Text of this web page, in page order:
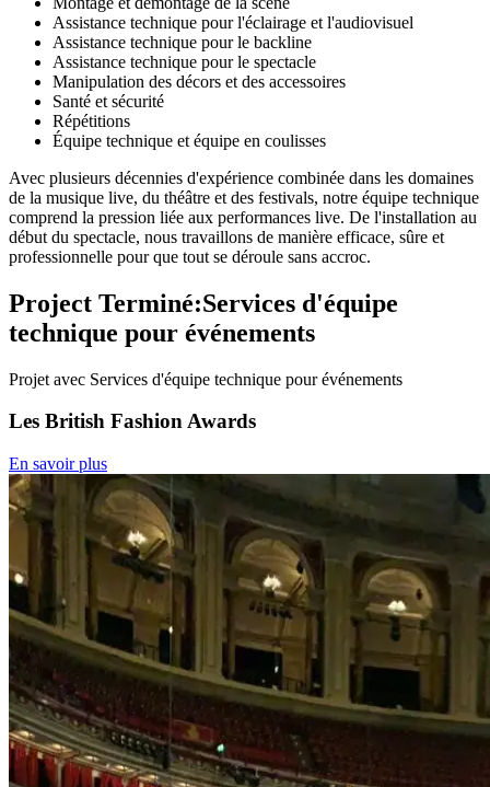
Assistance technique pour l'éclairage et l'audiovisuel
Assistance technique pour le backline
Assistance technique pour le spectacle
Manipulation des décors et des accessoires
Santé et sécurité
Répétitions
Équipe technique et équipe en coulisses
Avec plusieurs décennies d'expérience combinée dans les domaines
de la musique live, du théâtre et des festivals, notre équipe technique
comprend la pression liée aux performances live. De l'installation au
début du spectacle, nous travaillons de manière efficace, sûre et
professionnelle pour que tout se déroule sans accroc.
Project Terminé:Services d'équipe
technique pour événements
Projet avec Services d'équipe technique pour événements
Les British Fashion Awards
En savoir plus